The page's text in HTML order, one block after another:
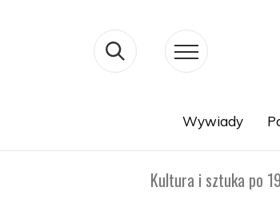
Wywiady
Kultura i sztuka po